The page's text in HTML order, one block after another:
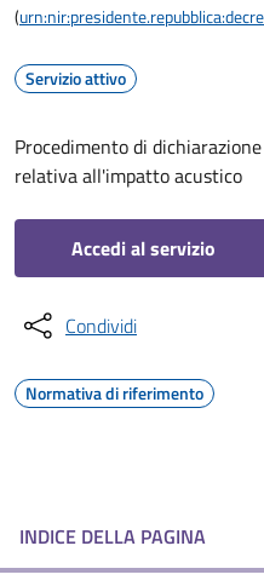
(
Servizio attivo
Procedimento di
relativa all'impatto acustico
Accedi al servizio
Condividi
Normativa di riferimento
INDICE DELLA PAGINA